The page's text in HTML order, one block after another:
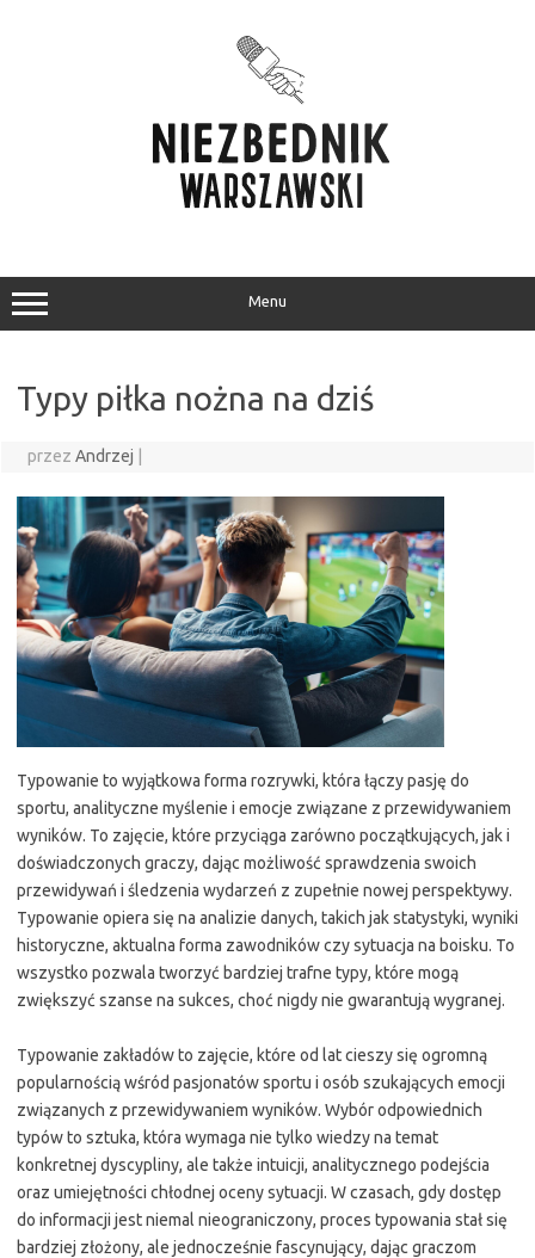
Menu
Typy piłka nożna na dziś
przez Andrzej
Typowanie to wyjątkowa forma rozrywki, która łączy pasję do
sportu, analityczne myślenie i emocje związane z przewidywaniem
wyników. To zajęcie, które przyciąga zarówno początkujących, jak i
doświadczonych graczy, dając możliwość sprawdzenia swoich
przewidywań i śledzenia wydarzeń z zupełnie nowej perspektywy.
Typowanie opiera się na analizie danych, takich jak statystyki, wyniki
historyczne, aktualna forma zawodników czy sytuacja na boisku. To
wszystko pozwala tworzyć bardziej trafne typy, które mogą
zwiększyć szanse na sukces, choć nigdy nie gwarantują wygranej.
Typowanie zakładów to zajęcie, które od lat cieszy się ogromną
popularnością wśród pasjonatów sportu i osób szukających emocji
związanych z przewidywaniem wyników. Wybór odpowiednich
typów to sztuka, która wymaga nie tylko wiedzy na temat
konkretnej dyscypliny, ale także intuicji, analitycznego podejścia
oraz umiejętności chłodnej oceny sytuacji. W czasach, gdy dostęp
do informacji jest niemal nieograniczony, proces typowania stał się
bardziej złożony, ale jednocześnie fascynujący, dając graczom